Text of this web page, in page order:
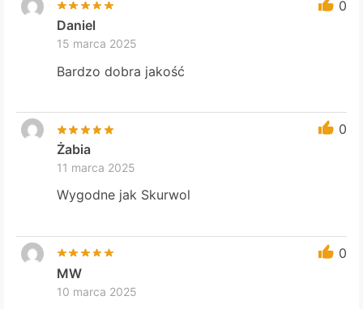
0
Daniel
15 marca 2025
Bardzo dobra jakość
0
Żabia
11 marca 2025
Wygodne jak Skurwol
0
MW
10 marca 2025